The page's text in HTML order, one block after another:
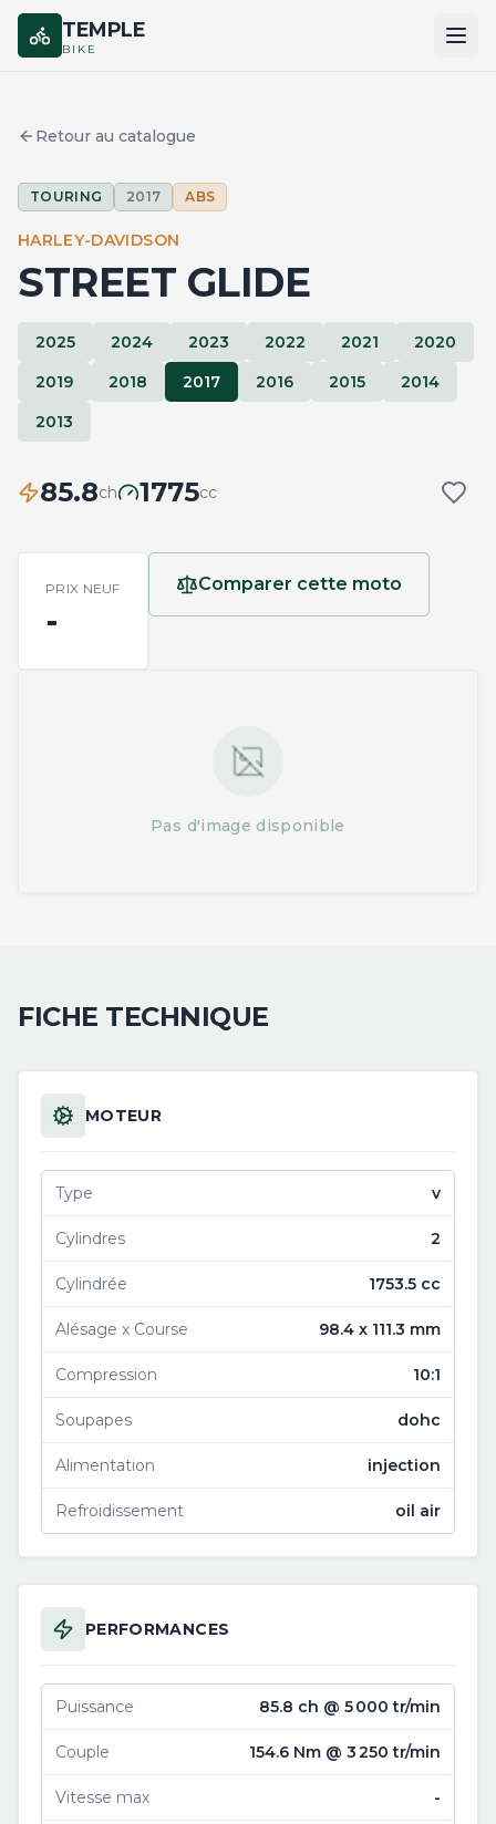
TEMPLE
BIKE
MARQUES
COMPARER
Retour au catalogue
TOURING 2017 ABS
HARLEY-DAVIDSON
STREET GLIDE
2025 2024 2023 2022 2021
2020
2019
2018 2017 2016 2015
2014
2013
85.8ch 1775cc
PRIX NEUF
-
Comparer cette moto
Pas d'image disponible
FICHE TECHNIQUE
MOTEUR
Type v
Cylindres 2
Cylindrée 1753.5 cc
Alésage x Course 98.4 x 111.3 mm
Compression 10:1
Soupapes dohc
Alimentation injection
Refroidissement oil air
PERFORMANCES
Puissance 85.8 ch @ 5 000 tr/min
Couple 154.6 Nm @ 3 250 tr/min
Vitesse max -